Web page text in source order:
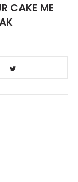
CAKE ME